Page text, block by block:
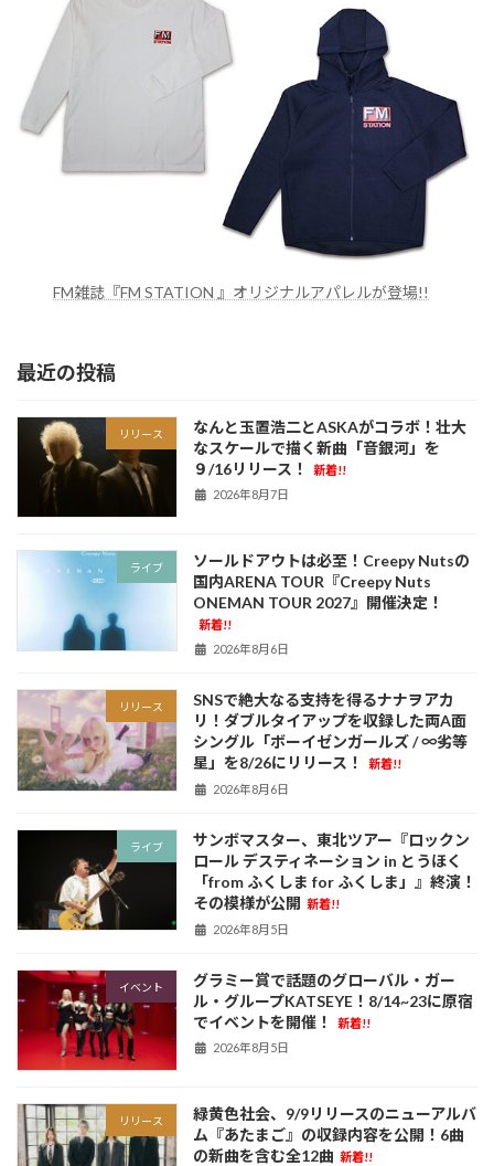
FM雑誌『FM STATION 』オリジナルアパレルが登場!!
最近の投稿
リリース
なんと玉置浩二とASKAがコラボ！壮大
なスケールで描く新曲「音銀河」を
９/16リリース！
新着!!
2026年8月7日
ライブ
ソールドアウトは必至！Creepy Nutsの
国内ARENA TOUR『Creepy Nuts
ONEMAN TOUR 2027』開催決定！
新着!!
2026年8月6日
リリース
SNSで絶大なる支持を得るナナヲアカ
リ！ダブルタイアップを収録した両A面
シングル「ボーイゼンガールズ / ∞劣等
星」を8/26にリリース！
新着!!
2026年8月6日
ライブ
サンボマスター、東北ツアー『ロックン
ロール デスティネーション in とうほく
「from ふくしま for ふくしま」』終演！
その模様が公開 新着!!
2026年8月5日
イベント
グラミー賞で話題のグローバル・ガー
ル・グループKATSEYE！8/14~23に原宿
でイベントを開催！
新着!!
2026年8月5日
リリース
緑黄色社会、9/9リリースのニューアルバ
ム『あたまご』の収録内容を公開！6曲
の新曲を含む全12曲 新着!!